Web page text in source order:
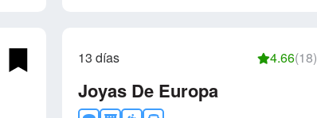
13 días 4.66(18)
Joyas De Europa